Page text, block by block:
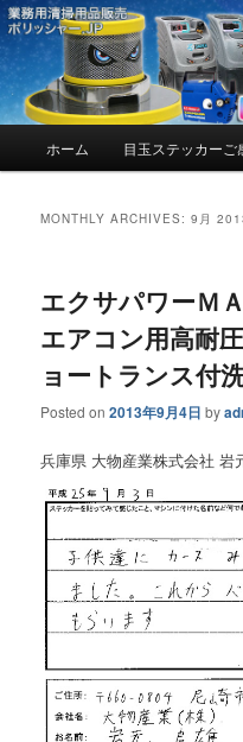
目玉ステッカ
ャー.JP™】 |
お客様からいただいたご感想
Skip
content
Skip
content
ホーム 目玉ステッカーご
MONTHLY ARCHIVES:9月
エクサパワーＭ
エアコン用高耐
ョートランス付
Posted on2013年9月4日 by
兵庫県 大物産業株式会社 岩